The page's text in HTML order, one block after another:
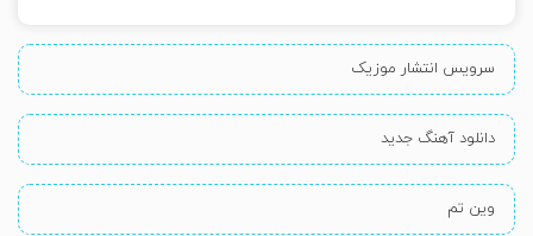
سرویس انتشار موزیک
دانلود آهنگ جدید
وین تم